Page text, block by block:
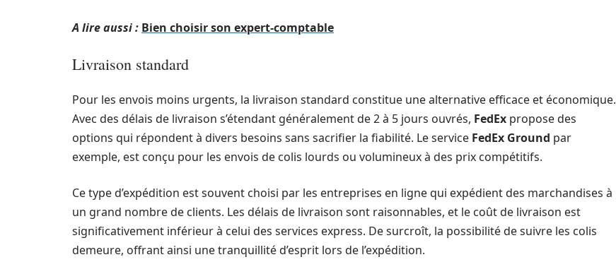
A lire aussi : Bien choisir son expert-comptable
Livraison standard
Pour les envois moins urgents, la livraison standard constitue une alternative efficace et économique.
Avec des délais de livraison s’étendant généralement de 2 à 5 jours ouvrés, FedEx propose des
options qui répondent à divers besoins sans sacrifier la fiabilité. Le service FedEx Ground par
exemple, est conçu pour les envois de colis lourds ou volumineux à des prix compétitifs.
Ce type d’expédition est souvent choisi par les entreprises en ligne qui expédient des marchandises à
un grand nombre de clients. Les délais de livraison sont raisonnables, et le coût de livraison est
significativement inférieur à celui des services express. De surcroît, la possibilité de suivre les colis
demeure, offrant ainsi une tranquillité d’esprit lors de l’expédition.